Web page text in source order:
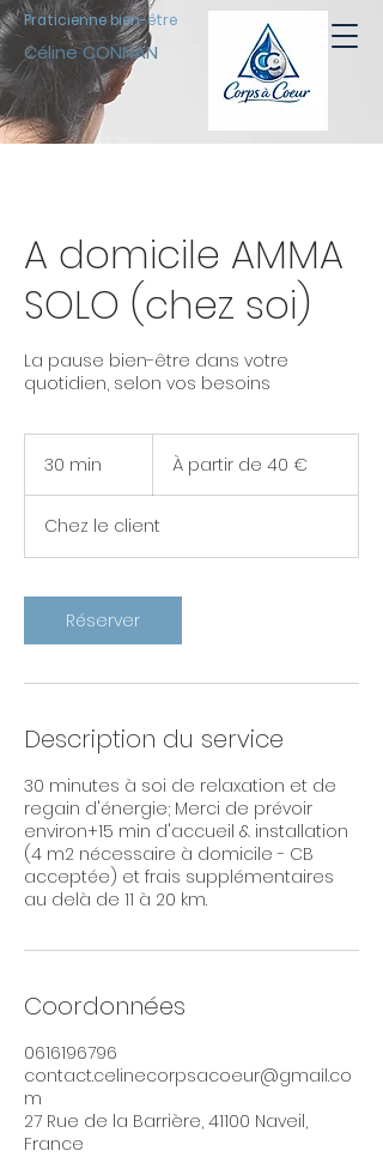
Céline CONNAN
Praticienne bien-être
A domicile AMMA
SOLO (chez soi)
La pause bien-être dans votre
quotidien, selon vos besoins
30 min
i
n
partir
euros
À partir de 40 €
Chez le client
Réserver
Description du service
30 minutes à soi de relaxation et de
regain d'énergie; Merci de prévoir
environ+15 min d'accueil & installation
(4 m2 nécessaire à domicile - CB
acceptée) et frais supplémentaires
au delà de 11 à 20 km.
Coordonnées
0616196796
contact.celinecorpsacoeur@gmail.co
m
27 Rue de la Barrière, 41100 Naveil,
France